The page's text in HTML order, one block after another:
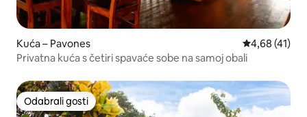
Kuća – Pavones Prosječna
4,68 (41)
Privatna kuća s četiri spavaće sobe na samoj obali
Odabrali gosti
Odabrali gosti